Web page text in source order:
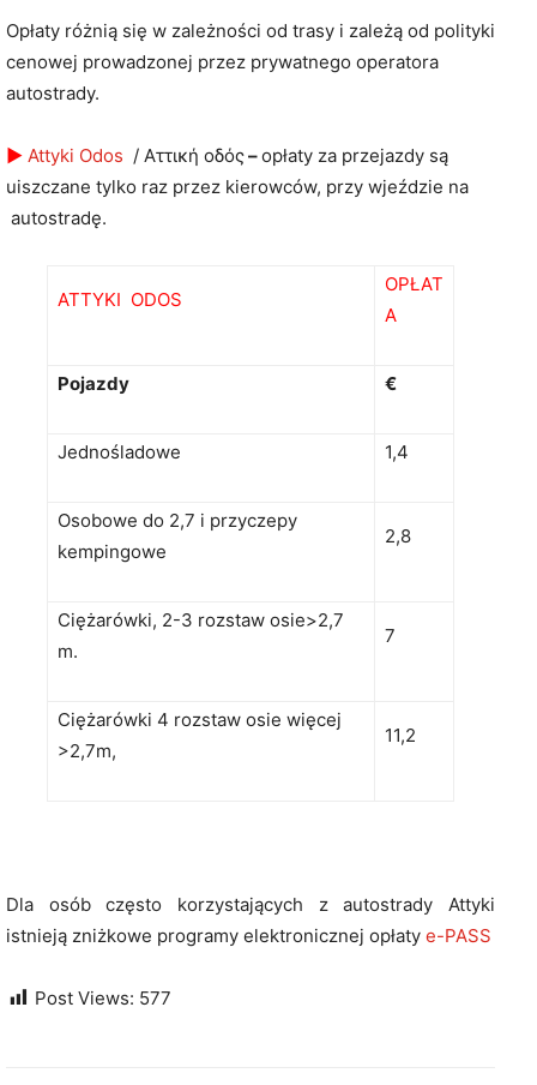
Opłaty różnią się w zależności od trasy i zależą od polityki
cenowej prowadzonej przez prywatnego operatora
autostrady.
► Attyki Odos / Αττική οδός–opłaty za przejazdy są
uiszczane tylko raz przez kierowców, przy wjeździe na
autostradę.
ATTYKI ODOS
OPŁAT
A
Pojazdy €
Jednośladowe 1,4
Osobowe do 2,7 i przyczepy
kempingowe
2,8
Ciężarówki, 2-3 rozstaw osie>2,7
m.
7
Ciężarówki 4 rozstaw osie więcej
>2,7m,
11,2
Dla osób często korzystających z autostrady Attyki
istnieją zniżkowe programy elektronicznej opłaty e-PASS
Post Views: 577